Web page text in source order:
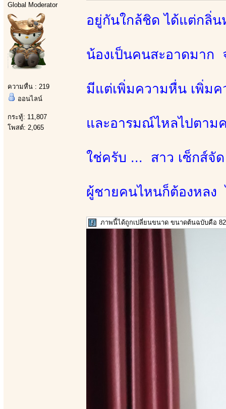
Global Moderator
ความหื่น : 219
ออนไลน์
กระทู้: 11,807
โพสต์: 2,065
อยู่กันใกล้ชิด ได้แต่กลิ่น
น้องเป็นคนสะอาดมาก
มีแต่เพิ่มความหื่น เพิ่มค
และอารมณ์ไหลไปตาม
ใช่ครับ ... สาว เซ็กส์จัด
ผู้ชายคนไหนก็ต้องหลง
ภาพนี้ได้ถูกเปลี่ยนขนาด ขนาดต้นฉบับคือ